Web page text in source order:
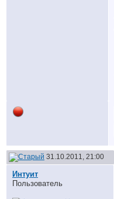
31.10.2011, 21:00
Интуит
Пользователь